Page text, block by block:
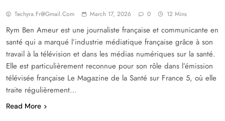
Techyra.fr@gmail.com March 17, 2026 0 12 Mins
Rym Ben Ameur est une journaliste française et communicante en
santé qui a marqué l’industrie médiatique française grâce à son
travail à la télévision et dans les médias numériques sur la santé.
Elle est particulièrement reconnue pour son rôle dans l’émission
télévisée française Le Magazine de la Santé sur France 5, où elle
traite régulièrement…
Read More